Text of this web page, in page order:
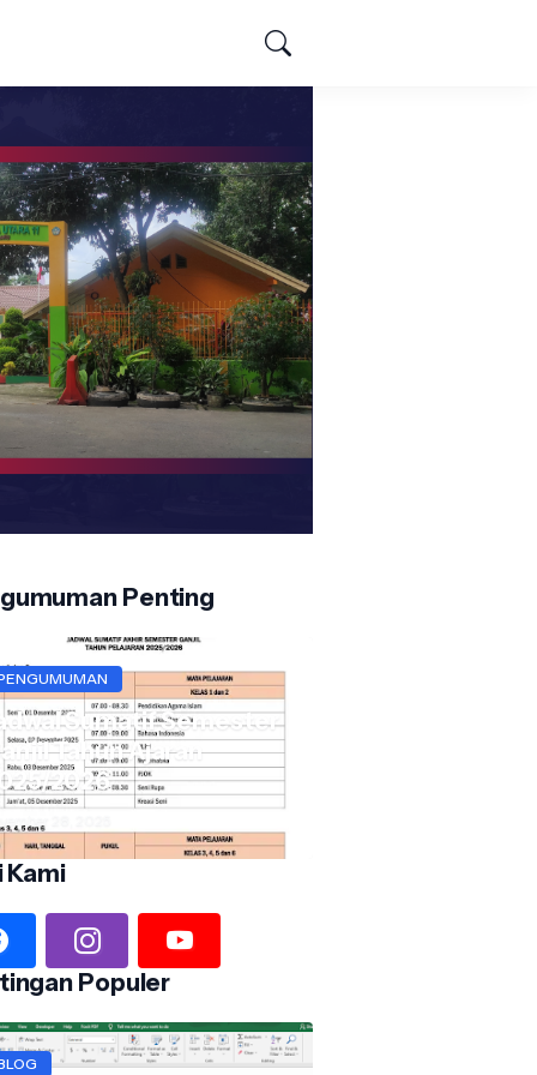
Penting
Sumatif Semester
Tahun Ajaran
2026
Kami
Populer